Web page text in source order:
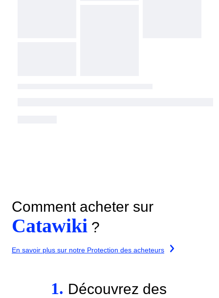
Comment acheter sur
Catawiki ?
En savoir plus sur notre Protection des acheteurs
1. Découvrez des